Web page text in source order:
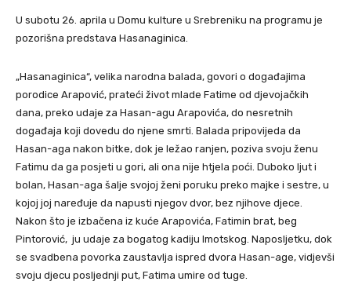
U subotu 26. aprila u Domu kulture u Srebreniku na programu je
pozorišna predstava Hasanaginica.
„Hasanaginica“, velika narodna balada, govori o događajima
porodice Arapović, prateći život mlade Fatime od djevojačkih
dana, preko udaje za Hasan-agu Arapovića, do nesretnih
događaja koji dovedu do njene smrti. Balada pripovijeda da
Hasan-aga nakon bitke, dok je ležao ranjen, poziva svoju ženu
Fatimu da ga posjeti u gori, ali ona nije htjela poći. Duboko ljut i
bolan, Hasan-aga šalje svojoj ženi poruku preko majke i sestre, u
kojoj joj naređuje da napusti njegov dvor, bez njihove djece.
Nakon što je izbačena iz kuće Arapovića, Fatimin brat, beg
Pintorović, ju udaje za bogatog kadiju Imotskog. Naposljetku, dok
se svadbena povorka zaustavlja ispred dvora Hasan-age, vidjevši
svoju djecu posljednji put, Fatima umire od tuge.